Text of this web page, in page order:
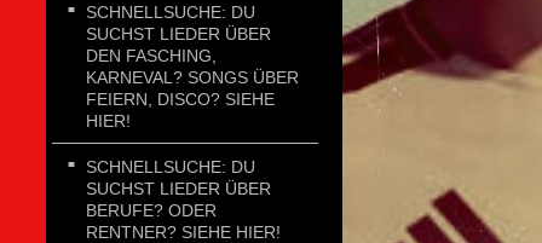
SCHNELLSUCHE: DU
SUCHST LIEDER ÜBER
DEN FASCHING,
KARNEVAL? SONGS ÜBER
FEIERN, DISCO? SIEHE
HIER!
SCHNELLSUCHE: DU
SUCHST LIEDER ÜBER
BERUFE? ODER
RENTNER? SIEHE HIER!